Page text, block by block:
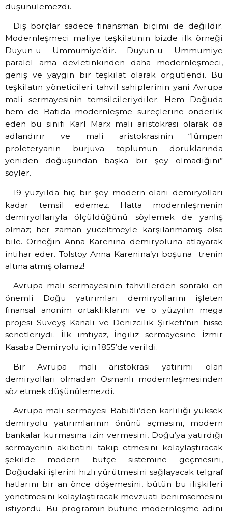
düşünülemezdi.
Dış borçlar sadece finansman biçimi de değildir.
Modernleşmeci maliye teşkilatının bizde ilk örneği
Duyun-u Ummumiye’dir. Duyun-u Ummumiye
paralel ama devletinkinden daha modernleşmeci,
geniş ve yaygın bir teşkilat olarak örgütlendi. Bu
teşkilatın yöneticileri tahvil sahiplerinin yani Avrupa
mali sermayesinin temsilcileriydiler. Hem Doğuda
hem de Batıda modernleşme süreçlerine önderlik
eden bu sınıfı Karl Marx mali aristokrasi olarak da
adlandırır ve mali aristokrasinin “lümpen
proleteryanın burjuva toplumun doruklarında
yeniden doğuşundan başka bir şey olmadığını”
söyler.
19 yüzyılda hiç bir şey modern olanı demiryolları
kadar temsil edemez. Hatta modernleşmenin
demiryollarıyla ölçüldüğünü söylemek de yanlış
olmaz; her zaman yüceltmeyle karşılanmamış olsa
bile. Örneğin Anna Karenina demiryoluna atlayarak
intihar eder. Tolstoy Anna Karenina’yı boşuna trenin
altına atmış olamaz!
Avrupa mali sermayesinin tahvillerden sonraki en
önemli Doğu yatırımları demiryollarını işleten
finansal anonim ortaklıklarını ve o yüzyılın mega
projesi Süveyş Kanalı ve Denizcilik Şirketi’nin hisse
senetleriydi. İlk imtiyaz, İngiliz sermayesine İzmir
Kasaba Demiryolu için 1855’de verildi.
Bir Avrupa mali aristokrasi yatırımı olan
demiryolları olmadan Osmanlı modernleşmesinden
söz etmek düşünülemezdi.
Avrupa mali sermayesi Babıâli’den karlılığı yüksek
demiryolu yatırımlarının önünü açmasını, modern
bankalar kurmasına izin vermesini, Doğu’ya yatırdığı
sermayenin akıbetini takip etmesini kolaylaştıracak
şekilde modern bütçe sistemine geçmesini,
Doğudaki işlerini hızlı yürütmesini sağlayacak telgraf
hatlarını bir an önce döşemesini, bütün bu ilişkileri
yönetmesini kolaylaştıracak mevzuatı benimsemesini
istiyordu. Bu programın bütüne modernleşme adını